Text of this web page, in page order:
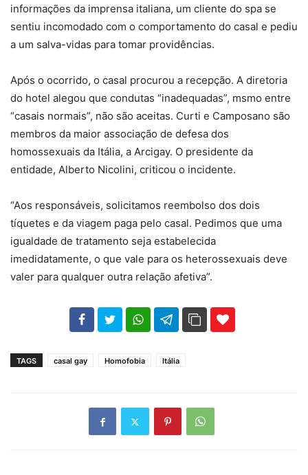
informações da imprensa italiana, um cliente do spa se
sentiu incomodado com o comportamento do casal e pediu
a um salva-vidas para tomar providências.
Após o ocorrido, o casal procurou a recepção. A diretoria
do hotel alegou que condutas “inadequadas”, msmo entre
“casais normais”, não são aceitas. Curti e Camposano são
membros da maior associação de defesa dos
homossexuais da Itália, a Arcigay. O presidente da
entidade, Alberto Nicolini, criticou o incidente.
“Aos responsáveis, solicitamos reembolso dos dois
tíquetes e da viagem paga pelo casal. Pedimos que uma
igualdade de tratamento seja estabelecida
imedidatamente, o que vale para os heterossexuais deve
valer para qualquer outra relação afetiva”.
102 35
TAGS casal gay Homofobia Itália